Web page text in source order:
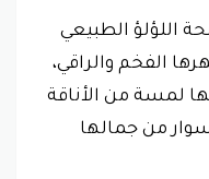
اللؤلؤ الطبيعي
الفخم والراقي،
لمسة من الأناقة
من جمالها